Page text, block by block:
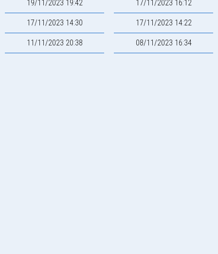
19/11/2023 19:42 17/11/2023 16:12
17/11/2023 14:30 17/11/2023 14:22
11/11/2023 20:38 08/11/2023 16:34